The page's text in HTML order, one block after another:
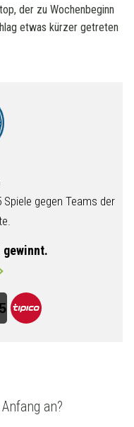
der zu Wochenbeginn
etwas kürzer getreten
gegen Teams der
an?